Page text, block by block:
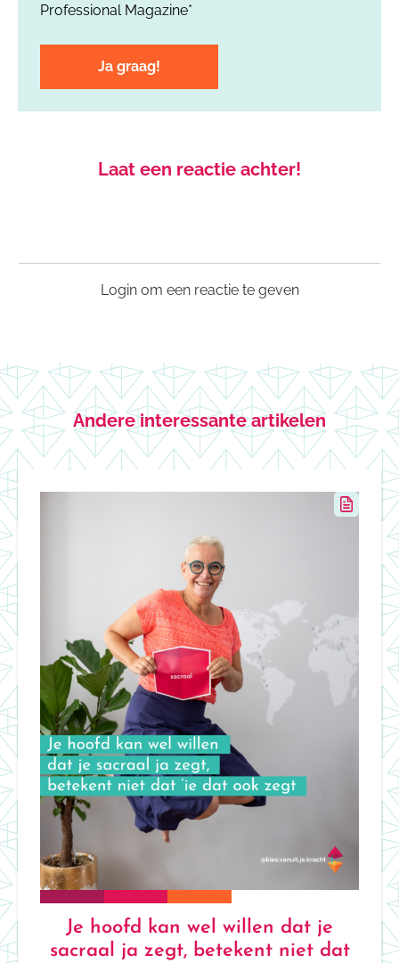
Professional Magazine*
Laat een reactie achter!
Login om een reactie te geven
Andere interessante artikelen
Je hoofd kan wel willen dat je
sacraal ja zegt, betekent niet dat